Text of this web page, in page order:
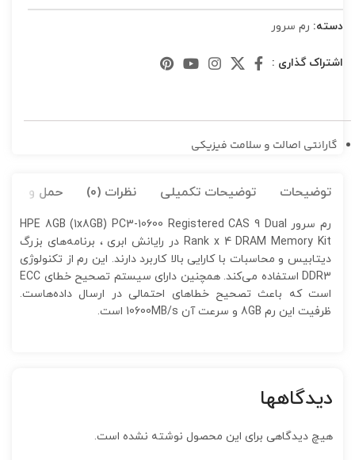
دسته: رم سرور
اشتراک گذاری :
گارانتی اصالت و سلامت فیزیکی
توضیحات توضیحات تکمیلی نظرات (0) حمل و نقل
رم سرور HPE 8GB (1x8GB) PC3-10600 Registered CAS 9 Dual
Rank x 4 DRAM Memory Kit در
رایانش ابری ، برنامه‌‌های بزرگ
دیتابیس و محاسبات با کارایی بالا کاربرد دارند. این رم از تکنولوژی
DDR3 استفاده ‌می‌کند. همچنین دارای سیستم تصحیح خطای ECC
است که باعث تصحیح خطاهای احتمالی در ارسال داده‌‌هاست.
ظرفیت این رم 8GB و سرعت آن 10600MB/s است.
دیدگاهها
هیچ دیدگاهی برای این محصول نوشته نشده است.